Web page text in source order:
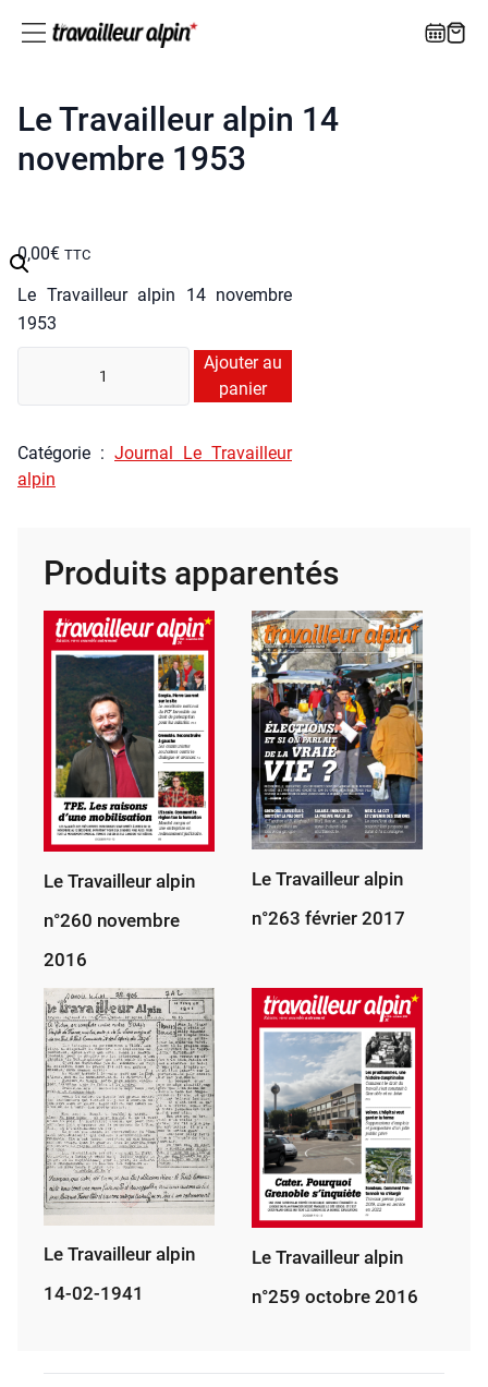
Le Travailleur alpin 14
novembre 1953
0,00€ TTC
Le Tra­vailleur alpin 14 novembre
1953
té
Le
Tra­
Ajouter au
panier
Caté­go­rie : Jour­nal Le Tra­vailleur
alpin
Produits apparentés
Le Travailleur alpin
n°260 novembre
2016
Le Travailleur alpin
n°263 février 2017
Le Travailleur alpin
14-02-1941
Le Travailleur alpin
n°259 octobre 2016